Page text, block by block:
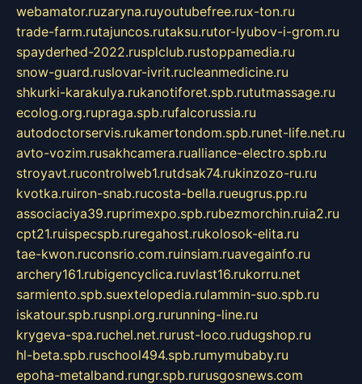
webamator.ruzaryna.ruyoutubefree.rux-ton.ru
trade-farm.rutajuncos.rutaksu.rutor-lyubov-i-grom.ru
spayderhed-2022.rusplclub.rustoppamedia.ru
snow-guard.ruslovar-ivrit.rucleanmedicine.ru
shkurki-karakulya.rukanotiforet.spb.rututmassage.ru
ecolog.org.rupraga.spb.rufalcorussia.ru
autodoctorservis.rukamertondom.spb.runet-life.net.ru
avto-vozim.rusakhcamera.rualliance-electro.spb.ru
stroyavt.rucontrolweb1.rutdsak74.rukinzozo-ru.ru
kvotka.ruiron-snab.rucosta-bella.rueugrus.pp.ru
associaciya39.ruprimexpo.spb.rubezmorchin.ruia2.ru
cpt21.ruispecspb.ruregahost.rukolosok-elita.ru
tae-kwon.ruconsrio.com.ruinsiam.ruavegainfo.ru
archery161.rubigencyclica.ruvlast16.rukorru.net
sarmiento.spb.suextelopedia.rulammin-suo.spb.ru
iskatour.spb.rusnpi.org.rurunning-line.ru
krygeva-spa.ruchel.net.rurust-loco.rudugshop.ru
hl-beta.spb.ruschool494.spb.rumymubaby.ru
epoha-metalband.rungr.spb.rurusgosnews.com